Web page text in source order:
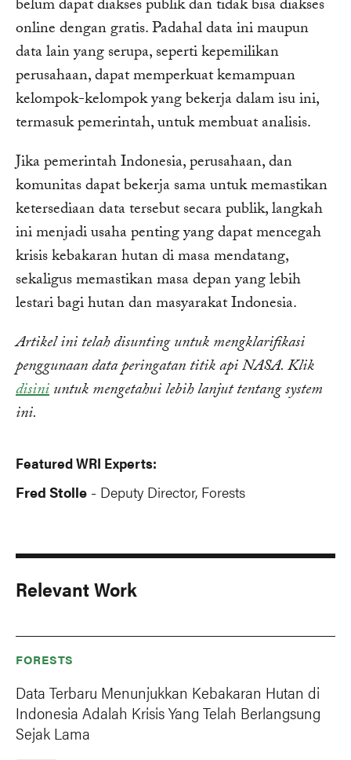
belum dapat diakses publik dan tidak bisa diakses
online dengan gratis. Padahal data ini maupun
data lain yang serupa, seperti kepemilikan
perusahaan, dapat memperkuat kemampuan
kelompok-kelompok yang bekerja dalam isu ini,
termasuk pemerintah, untuk membuat analisis.
Jika pemerintah Indonesia, perusahaan, dan
komunitas dapat bekerja sama untuk memastikan
ketersediaan data tersebut secara publik, langkah
ini menjadi usaha penting yang dapat mencegah
krisis kebakaran hutan di masa mendatang,
sekaligus memastikan masa depan yang lebih
lestari bagi hutan dan masyarakat Indonesia.
Artikel ini telah disunting untuk mengklarifikasi
penggunaan data peringatan titik api NASA. Klik
disiniuntuk mengetahui lebih lanjut tentang system
ini.
Featured WRI Experts:
Fred Stolle - Deputy Director, Forests
Relevant Work
FORESTS
Data Terbaru Menunjukkan Kebakaran Hutan di
Indonesia Adalah Krisis Yang Telah Berlangsung
Sejak Lama